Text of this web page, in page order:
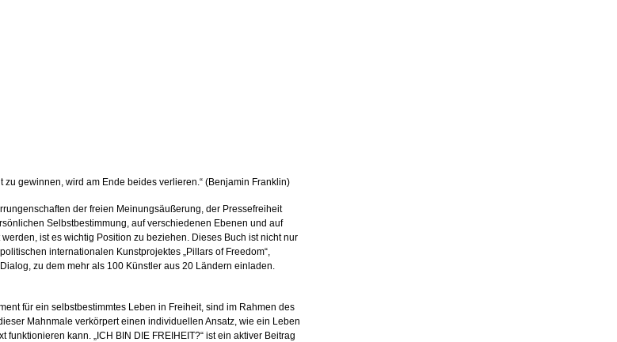
zu gewinnen, wird am Ende beides verlieren.“ (Benjamin Franklin)
der freien Meinungsäußerung, der Pressefreiheit
Selbstbestimmung, auf verschiedenen Ebenen und auf
ist es wichtig Position zu beziehen. Dieses Buch ist nicht nur
internationalen Kunstprojektes „Pillars of Freedom“,
zu dem mehr als 100 Künstler aus 20 Ländern einladen.
für ein selbstbestimmtes Leben in Freiheit, sind im Rahmen des
Mahnmale verkörpert einen individuellen Ansatz, wie ein Leben
kann. „ICH BIN DIE FREIHEIT?“ ist ein aktiver Beitrag